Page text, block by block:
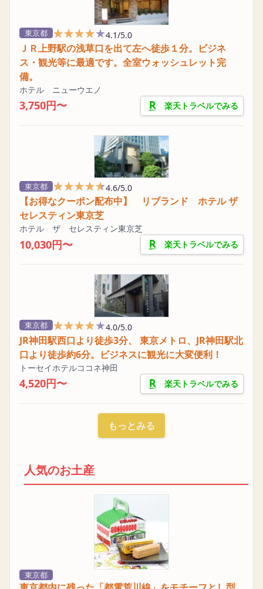
東京都 ★★★★★
★★★★★4.1/5.0
ＪＲ上野駅の浅草口を出て左へ徒歩１分。ビジネ
ス・観光等に最適です。全室ウォッシュレット完
備。
ホテル ニューウエノ
3,750円〜 楽天トラベルでみる
東京都 ★★★★★
★★★★★4.6/5.0
【お得なクーポン配布中】 リブランド ホテル ザ
セレスティン東京芝
ホテル ザ セレスティン東京芝
10,030円〜 楽天トラベルでみる
東京都 ★★★★★
★★★★★4.0/5.0
JR神田駅西口より徒歩3分、 東京メトロ、JR神田駅北
口より徒歩約6分。ビジネスに観光に大変便利！
トーセイホテルココネ神田
4,520円〜 楽天トラベルでみる
もっとみる
人気のお土産
東京都